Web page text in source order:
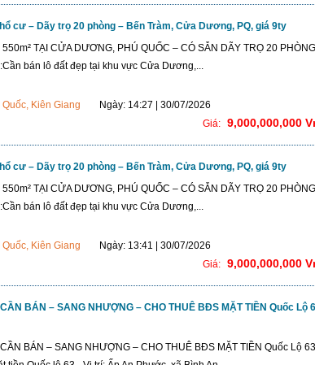
cư – Dãy trọ 20 phòng – Bến Tràm, Cửa Dương, PQ, giá 9ty
TẠI CỬA DƯƠNG, PHÚ QUỐC – CÓ SẴN DÃY TRỌ 20
bán lô đất đẹp tại khu vực Cửa Dương,...
Kiên Giang
Ngày: 14:27 | 30/07/2026
Giá: 9,000,000,000
cư – Dãy trọ 20 phòng – Bến Tràm, Cửa Dương, PQ, giá 9ty
TẠI CỬA DƯƠNG, PHÚ QUỐC – CÓ SẴN DÃY TRỌ 20
bán lô đất đẹp tại khu vực Cửa Dương,...
Kiên Giang
Ngày: 13:41 | 30/07/2026
Giá: 9,000,000,000
BÁN – SANG NHƯỢNG – CHO THUÊ BĐS MẶT TIỀN Quốc Lộ
BÁN – SANG NHƯỢNG – CHO THUÊ BĐS MẶT TIỀN Quốc Lộ